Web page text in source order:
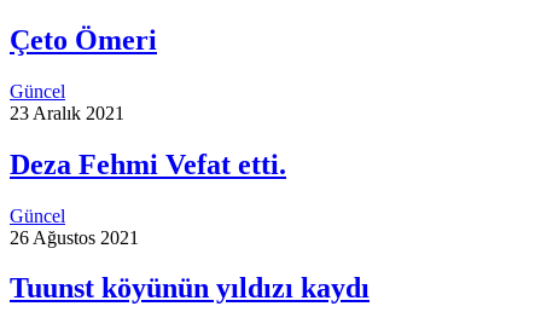
Çeto Ömeri
Güncel
23 Aralık 2021
Deza Fehmi Vefat etti.
Güncel
26 Ağustos 2021
Tuunst köyünün yıldızı kaydı